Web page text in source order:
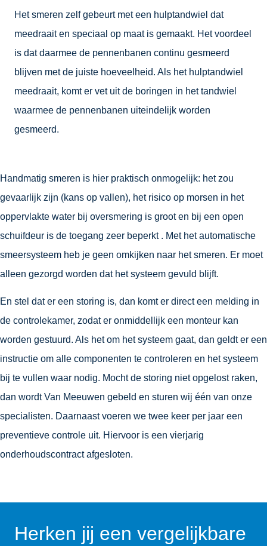
Het smeren zelf gebeurt met een hulptandwiel dat
meedraait en speciaal op maat is gemaakt. Het voordeel
is dat daarmee de pennenbanen continu gesmeerd
blijven met de juiste hoeveelheid. Als het hulptandwiel
meedraait, komt er vet uit de boringen in het tandwiel
waarmee de pennenbanen uiteindelijk worden
gesmeerd.
Handmatig smeren is hier praktisch onmogelijk: het zou
gevaarlijk zijn (kans op vallen), het risico op morsen in het
oppervlakte water bij oversmering is groot en bij een open
schuifdeur is de toegang zeer beperkt . Met het automatische
smeersysteem heb je geen omkijken naar het smeren. Er moet
alleen gezorgd worden dat het systeem gevuld blijft.
En stel dat er een storing is, dan komt er direct een melding in
de controlekamer, zodat er onmiddellijk een monteur kan
worden gestuurd. Als het om het systeem gaat, dan geldt er een
instructie om alle componenten te controleren en het systeem
bij te vullen waar nodig. Mocht de storing niet opgelost raken,
dan wordt Van Meeuwen gebeld en sturen wij één van onze
specialisten. Daarnaast voeren we twee keer per jaar een
preventieve controle uit. Hiervoor is een vierjarig
onderhoudscontract afgesloten.
Herken jij een vergelijkbare